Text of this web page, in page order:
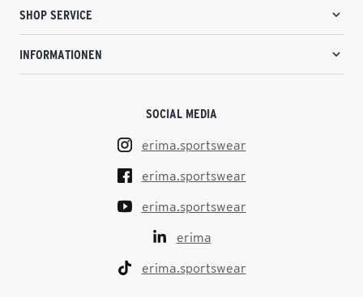
SHOP SERVICE
INFORMATIONEN
SOCIAL MEDIA
erima.sportswear
erima.sportswear
erima.sportswear
erima
erima.sportswear